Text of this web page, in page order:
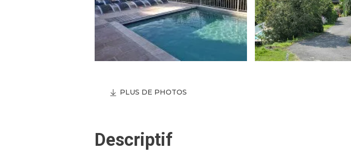
PLUS DE PHOTOS
Descriptif